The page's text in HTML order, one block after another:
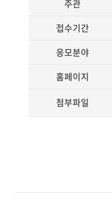
주관
접수기간
응모분야
홈페이지
첨부파일